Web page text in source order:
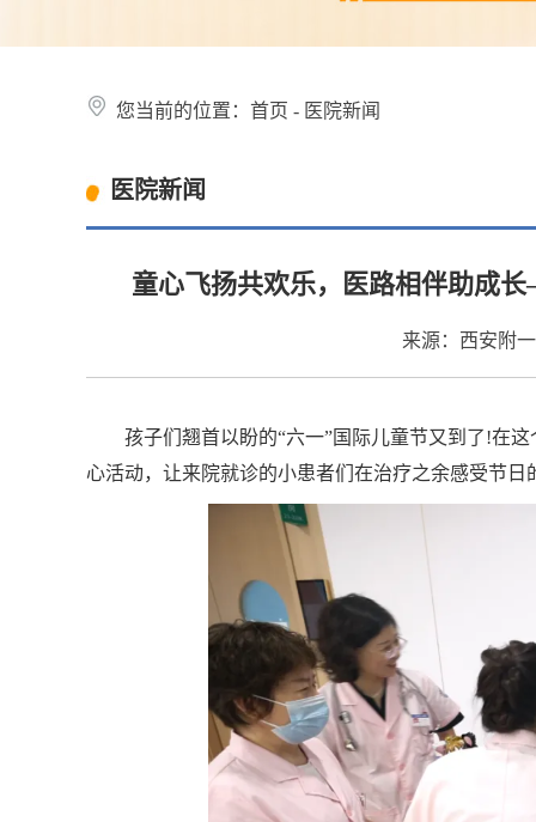
您当前的位置： 首页 - 医院新闻
医院新闻
童心飞扬共欢乐，医路相伴助成
来源：西安附
孩子们翘首以盼的“六一”国际儿童节又到了!在
心活动，让来院就诊的小患者们在治疗之余感受节日